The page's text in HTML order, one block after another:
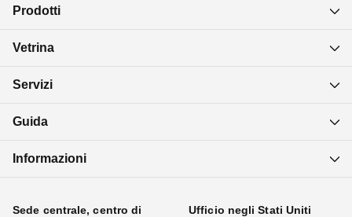
Prodotti
Vetrina
Servizi
Guida
Informazioni
Sede centrale, centro di
Ufficio negli Stati Uniti